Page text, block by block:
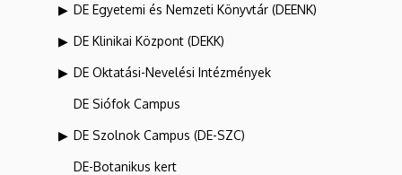
DE Egyetemi és Nemzeti Könyvtár (DEENK)
DE Klinikai Központ (DEKK)
DE Oktatási-Nevelési Intézmények
DE Siófok Campus
DE Szolnok Campus (DE-SZC)
DE-Botanikus kert